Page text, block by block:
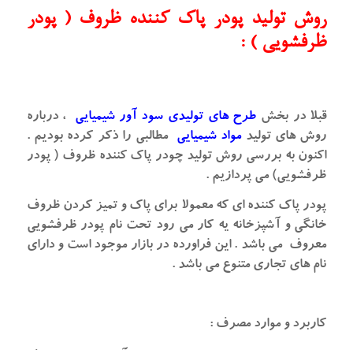
روش تولید پودر پاک کننده ظروف ( پودر
ظرفشویی ) :
قبلا در بخش طرح های تولیدی سود آور شیمیایی ، درباره
روش های تولیدمواد شیمیایی مطالبی را ذکر کرده بودیم .
اکنون به بررسی روش تولید چودر پاک کننده ظروف ( پودر
ظرفشویی) می پردازیم .
پودر پاک کننده ای که معمولا برای پاک و تمیز کردن ظروف
خانگی و آشپزخانه یه کار می رود تحت نام پودر ظرفشویی
معروف می باشد . این فراورده در بازار موجود است و دارای
نام های تجاری متنوع می باشد .
کاربرد و موارد مصرف :